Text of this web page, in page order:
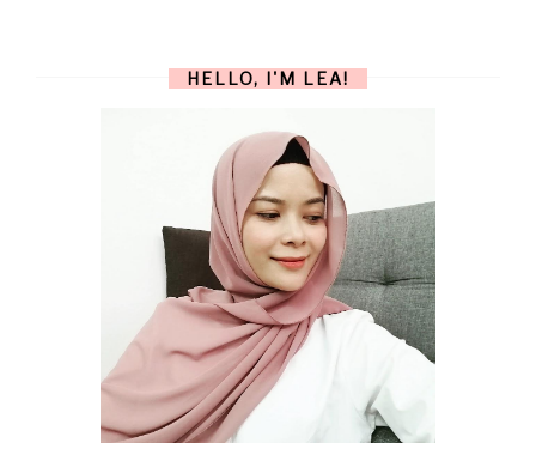
HELLO, I'M LEA!